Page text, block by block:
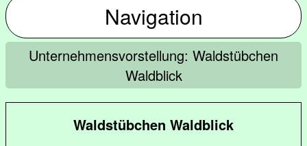
Navigation
Unternehmensvorstellung: Waldstübchen
Waldblick
Waldstübchen Waldblick